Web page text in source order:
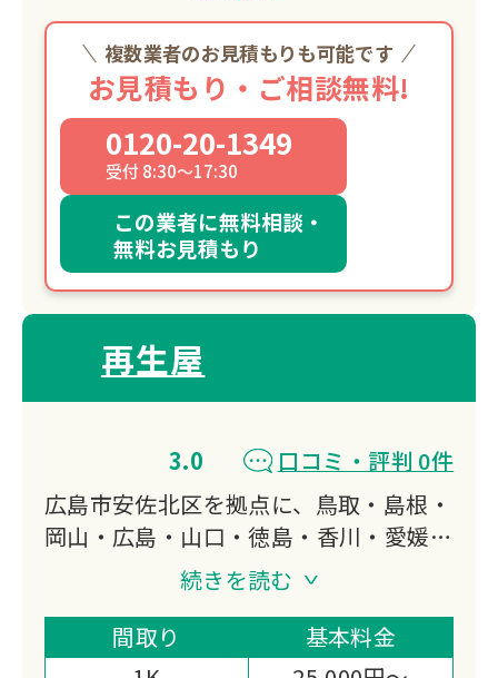
複数業者のお見積もりも可能です
お見積もり・ご相談無料!
0120-20-1349
受付 8:30～17:30
この業者に無料相談・
無料お見積もり
再生屋
3.0
口コミ・評判 0件
広島市安佐北区を拠点に、鳥取・島根・
岡山・広島・山口・徳島・香川・愛媛・
高知の中国・四国9県で遺品整理・生前
整理・空き家片付けに24時間対応して
います。
開業17年の先駆者として、墓じまい・
続きを読む
間取り
基本料金